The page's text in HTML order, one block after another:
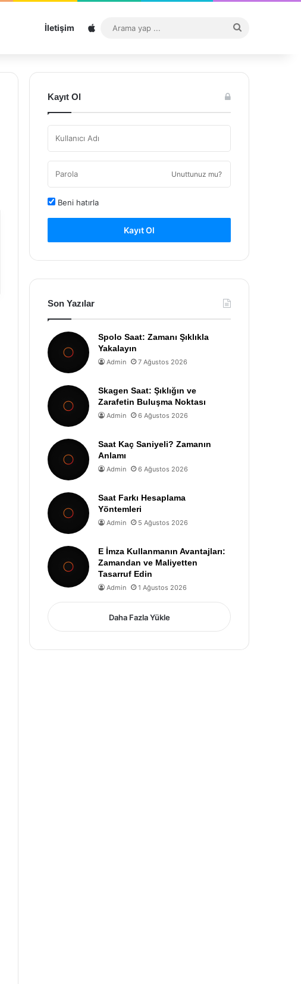
İletişim Sitemap
...
Kayıt Ol
Unuttunuz mu?
Beni hatırla
Kayıt Ol
Son Yazılar
Spolo Saat: Zamanı Şıklıkla
Yakalayın
Admin 7 Ağustos 2026
Skagen Saat: Şıklığın ve
Zarafetin Buluşma Noktası
Admin 6 Ağustos 2026
Saat Kaç Saniyeli? Zamanın
Anlamı
Admin 6 Ağustos 2026
Saat Farkı Hesaplama
Yöntemleri
Admin 5 Ağustos 2026
E İmza Kullanmanın Avantajları:
Zamandan ve Maliyetten
Tasarruf Edin
Admin 1 Ağustos 2026
Daha Fazla Yükle